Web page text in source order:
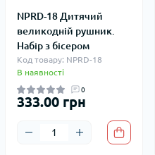
NPRD-18 Дитячий
великодній рушник.
Набір з бісером
Код товару: NPRD-18
В наявності
0
333.00 грн